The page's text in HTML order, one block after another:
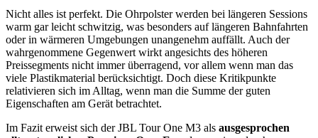
Nicht alles ist perfekt. Die Ohrpolster werden bei längeren Sessions
warm gar leicht schwitzig, was besonders auf längeren Bahnfahrten
oder in wärmeren Umgebungen unangenehm auffällt. Auch der
wahrgenommene Gegenwert wirkt angesichts des höheren
Preissegments nicht immer überragend, vor allem wenn man das
viele Plastikmaterial berücksichtigt. Doch diese Kritikpunkte
relativieren sich im Alltag, wenn man die Summe der guten
Eigenschaften am Gerät betrachtet.
Im Fazit erweist sich der JBL Tour One M3 als ausgesprochen